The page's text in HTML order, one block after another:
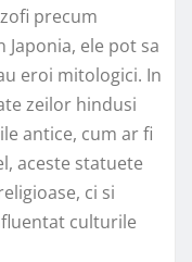
precum
Japonia, ele pot sa
eroi mitologici. In
zeilor hindusi
antice, cum ar fi
aceste statuete
ci si
culturile